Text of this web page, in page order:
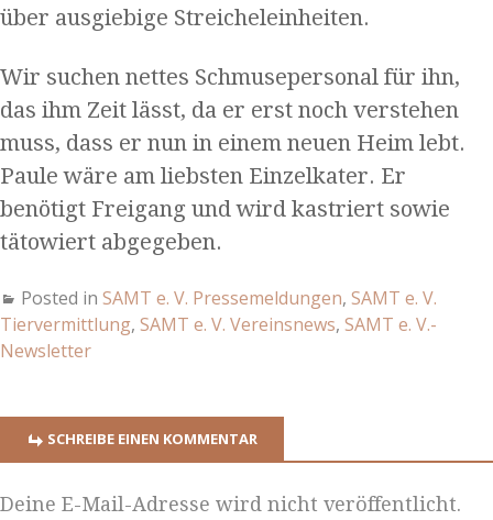
über ausgiebige Streicheleinheiten.
Wir suchen nettes Schmusepersonal für ihn,
das ihm Zeit lässt, da er erst noch verstehen
muss, dass er nun in einem neuen Heim lebt.
Paule wäre am liebsten Einzelkater. Er
benötigt Freigang und wird kastriert sowie
tätowiert abgegeben.
Posted in SAMT e. V. Pressemeldungen, SAMT e. V.
Tiervermittlung, SAMT e. V. Vereinsnews, SAMT e. V.-
Newsletter
SCHREIBE EINEN KOMMENTAR
Deine E-Mail-Adresse wird nicht veröffentlicht.